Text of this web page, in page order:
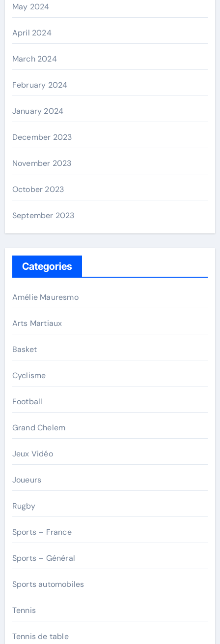
May 2024
April 2024
March 2024
February 2024
January 2024
December 2023
November 2023
October 2023
September 2023
Categories
Amélie Mauresmo
Arts Martiaux
Basket
Cyclisme
Football
Grand Chelem
Jeux Vidéo
Joueurs
Rugby
Sports – France
Sports – Général
Sports automobiles
Tennis
Tennis de table